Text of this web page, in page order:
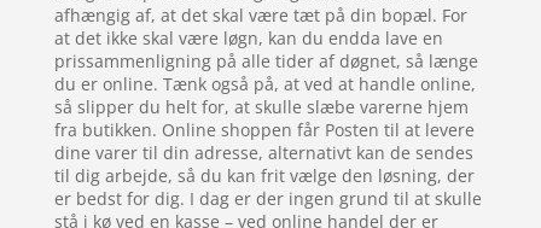
afhængig af, at det skal være tæt på din bopæl. For
at det ikke skal være løgn, kan du endda lave en
prissammenligning på alle tider af døgnet, så længe
du er online. Tænk også på, at ved at handle online,
så slipper du helt for, at skulle slæbe varerne hjem
fra butikken. Online shoppen får Posten til at levere
dine varer til din adresse, alternativt kan de sendes
til dig arbejde, så du kan frit vælge den løsning, der
er bedst for dig. I dag er der ingen grund til at skulle
stå i kø ved en kasse – ved online handel der er